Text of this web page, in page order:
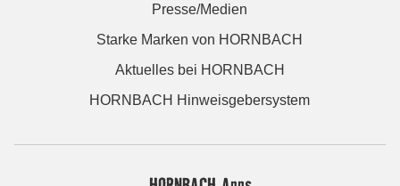
Presse/Medien
Starke Marken von HORNBACH
Aktuelles bei HORNBACH
HORNBACH Hinweisgebersystem